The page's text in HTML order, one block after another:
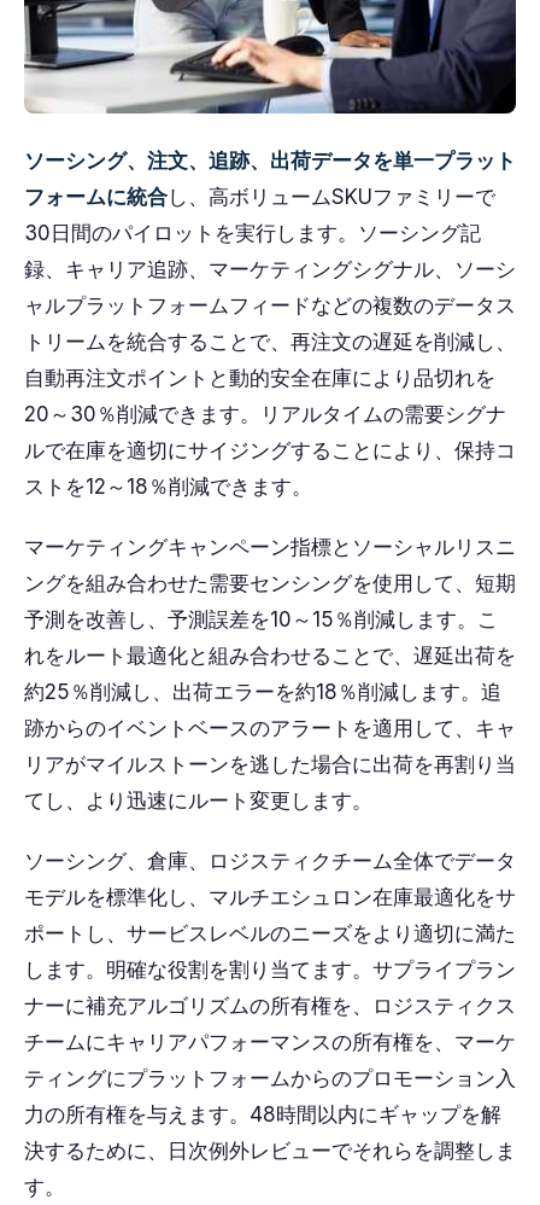
ソーシング、注文、追跡、出荷データを単一プラット
フォームに統合し、高ボリュームSKUファミリーで
30日間のパイロットを実行します。ソーシング記
録、キャリア追跡、マーケティングシグナル、ソーシ
ャルプラットフォームフィードなどの複数のデータス
トリームを統合することで、再注文の遅延を削減し、
自動再注文ポイントと動的安全在庫により品切れを
20～30％削減できます。リアルタイムの需要シグナ
ルで在庫を適切にサイジングすることにより、保持コ
ストを12～18％削減できます。
マーケティングキャンペーン指標とソーシャルリスニ
ングを組み合わせた需要センシングを使用して、短期
予測を改善し、予測誤差を10～15％削減します。こ
れをルート最適化と組み合わせることで、遅延出荷を
約25％削減し、出荷エラーを約18％削減します。追
跡からのイベントベースのアラートを適用して、キャ
リアがマイルストーンを逃した場合に出荷を再割り当
てし、より迅速にルート変更します。
ソーシング、倉庫、ロジスティクチーム全体でデータ
モデルを標準化し、マルチエシュロン在庫最適化をサ
ポートし、サービスレベルのニーズをより適切に満た
します。明確な役割を割り当てます。サプライプラン
ナーに補充アルゴリズムの所有権を、ロジスティクス
チームにキャリアパフォーマンスの所有権を、マーケ
ティングにプラットフォームからのプロモーション入
力の所有権を与えます。48時間以内にギャップを解
決するために、日次例外レビューでそれらを調整しま
す。